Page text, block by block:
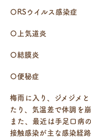
〇RSウイルス感染症
〇上気道炎
〇結膜炎
〇便秘症
梅雨に入り、ジメジメ
たり、気温差で体調を
また、最近は手足口病
接触感染が主な感染経